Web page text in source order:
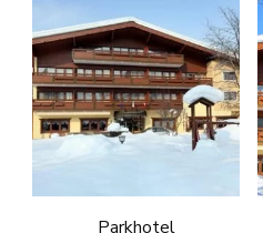
Parkhotel